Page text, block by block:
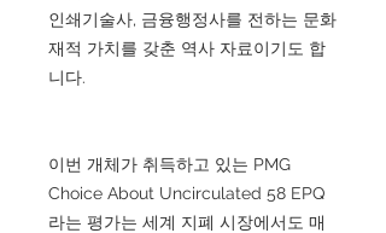
인쇄기술사, 금융행정사를 전하는 문화
재적 가치를 갖춘 역사 자료이기도 합
니다.
이번 개체가 취득하고 있는 PMG
Choice About Uncirculated 58 EPQ
라는 평가는 세계 지폐 시장에서도 매